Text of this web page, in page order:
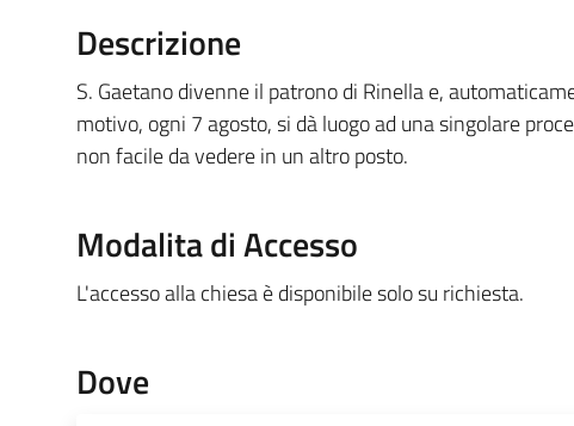
Descrizione
S. Gaetano divenne il patrono di Rinella e,
motivo, ogni 7 agosto, si dà luogo ad una singolare
non facile da vedere in un altro posto.
Modalita di Accesso
L'accesso alla chiesa è disponibile solo su richiesta.
Dove